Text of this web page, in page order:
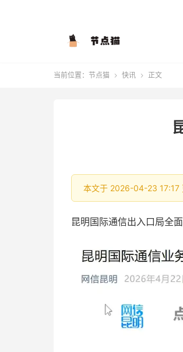
当前位置： 节点猫  快讯  正文
本文于 2026-04-23 17:17
昆明国际通信出入口局全